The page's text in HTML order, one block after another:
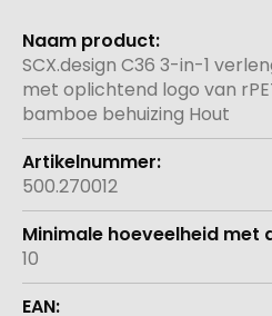
Meer
informatie
SCX.design C36 3-in-1
met oplichtend logo van
bamboe behuizing Hout
500.270012
10